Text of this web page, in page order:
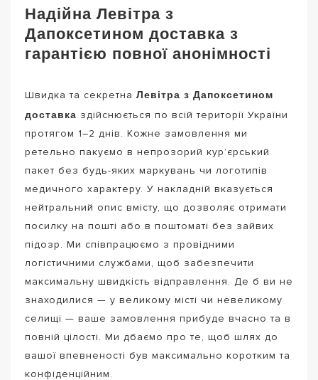
Надійна Левітра з
Дапоксетином доставка з
гарантією повної анонімності
Швидка та секретна Левітра з Дапоксетином
доставка здійснюється по всій території України
протягом 1–2 днів. Кожне замовлення ми
ретельно пакуємо в непрозорий кур’єрський
пакет без будь-яких маркувань чи логотипів
медичного характеру. У накладній вказується
нейтральний опис вмісту, що дозволяє отримати
посилку на пошті або в поштоматі без зайвих
підозр. Ми співпрацюємо з провідними
логістичними службами, щоб забезпечити
максимальну швидкість відправлення. Де б ви не
знаходилися — у великому місті чи невеликому
селищі — ваше замовлення прибуде вчасно та в
повній цілості. Ми дбаємо про те, щоб шлях до
вашої впевненості був максимально коротким та
конфіденційним.